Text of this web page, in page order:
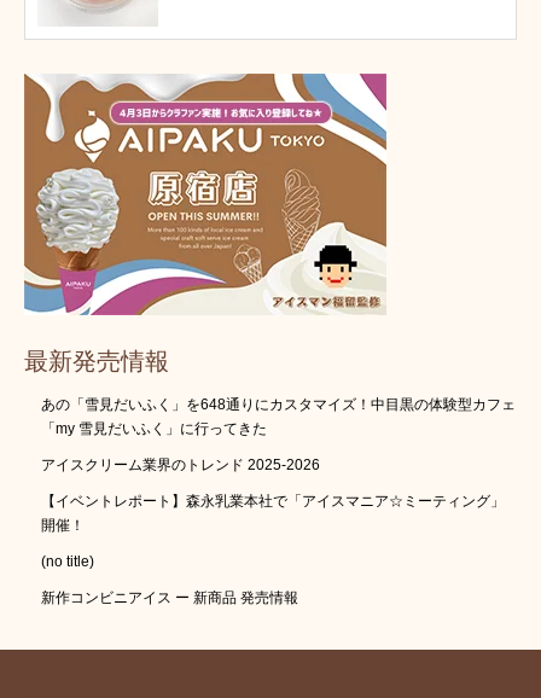
最新発売情報
あの「雪見だいふく」を648通りにカスタマイズ！中目黒の体験型カフェ
「my 雪見だいふく」に行ってきた
アイスクリーム業界のトレンド 2025-2026
【イベントレポート】森永乳業本社で「アイスマニア☆ミーティング」
開催！
(no title)
新作コンビニアイス ー 新商品 発売情報